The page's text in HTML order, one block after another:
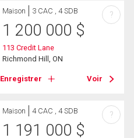
Maison 3 CAC , 4 SDB
1 200 000 $
113 Credit Lane
Richmond Hill, ON
Enregistrer Voir
?
Maison 4 CAC , 4 SDB
1 191 000 $
?